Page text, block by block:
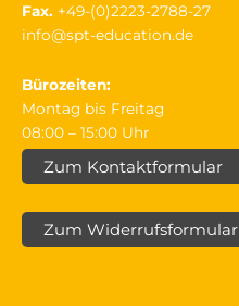
Fax. +49-(0)2223-2788-27
info@spt-education.de
Bürozeiten:
Montag bis Freitag
08:00 – 15:00 Uhr
Zum Kontaktformular
Zum Widerrufsformular